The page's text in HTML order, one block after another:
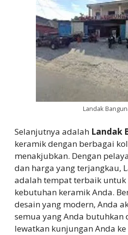
Landak
Selanjutnya adalah Landak
keramik dengan berbagai
menakjubkan. Dengan
dan harga yang terjangkau,
adalah tempat terbaik untuk
kebutuhan keramik Anda.
desain yang modern, Anda
semua yang Anda butuhkan
lewatkan kunjungan Anda